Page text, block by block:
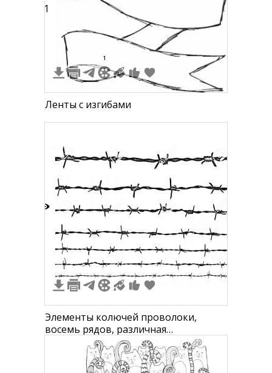
1
1
Ленты с изгибами
Элементы колючей проволоки,
восемь рядов, различная
конфигурация и типы изгибов